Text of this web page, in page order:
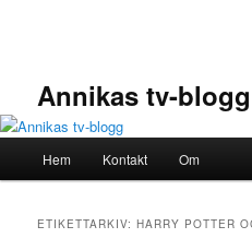
Annikas tv-blogg
Hem Kontakt Om
ETIKETTARKIV:HARRY POTTER